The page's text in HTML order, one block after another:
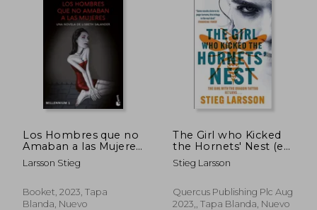
Los Hombres que no
Amaban a las Mujeres
(Millenniu
Larsson Stieg
Booket, 2023, Tapa
Blanda, Nuevo
The Girl who Kicked
the Hornets' Nest (en
Inglés)
Stieg Larsson
Quercus Publishing Plc Aug
2023,, Tapa Blanda, Nuevo